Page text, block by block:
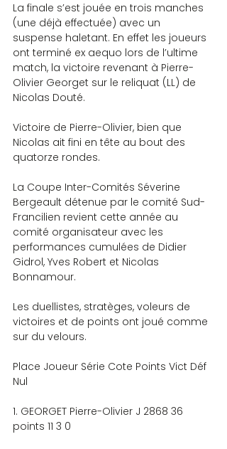
La finale s’est jouée en trois manches
(une déjà effectuée) avec un
suspense haletant. En effet les joueurs
ont terminé ex aequo lors de l’ultime
match, la victoire revenant à Pierre-
Olivier Georget sur le reliquat (LL) de
Nicolas Douté.
Victoire de Pierre-Olivier, bien que
Nicolas ait fini en tête au bout des
quatorze rondes.
La Coupe Inter-Comités Séverine
Bergeault détenue par le comité Sud-
Francilien revient cette année au
comité organisateur avec les
performances cumulées de Didier
Gidrol, Yves Robert et Nicolas
Bonnamour.
Les duellistes, stratèges, voleurs de
victoires et de points ont joué comme
sur du velours.
Place Joueur Série Cote Points Vict Déf
Nul
1. GEORGET Pierre-Olivier J 2868 36
points 11 3 0